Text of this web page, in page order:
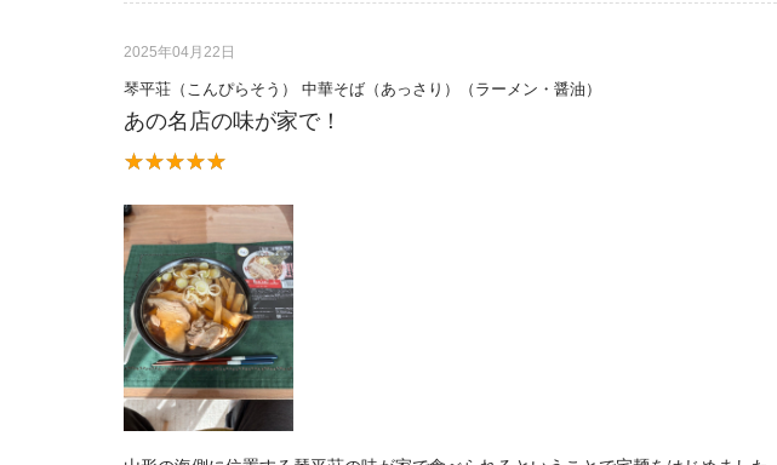
2025年04月22日
琴平荘（こんぴらそう） 中華そば（あっさり）（ラーメン・醤油）
あの名店の味が家で！